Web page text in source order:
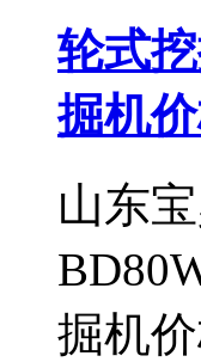
轮式
掘机
山东
掘机